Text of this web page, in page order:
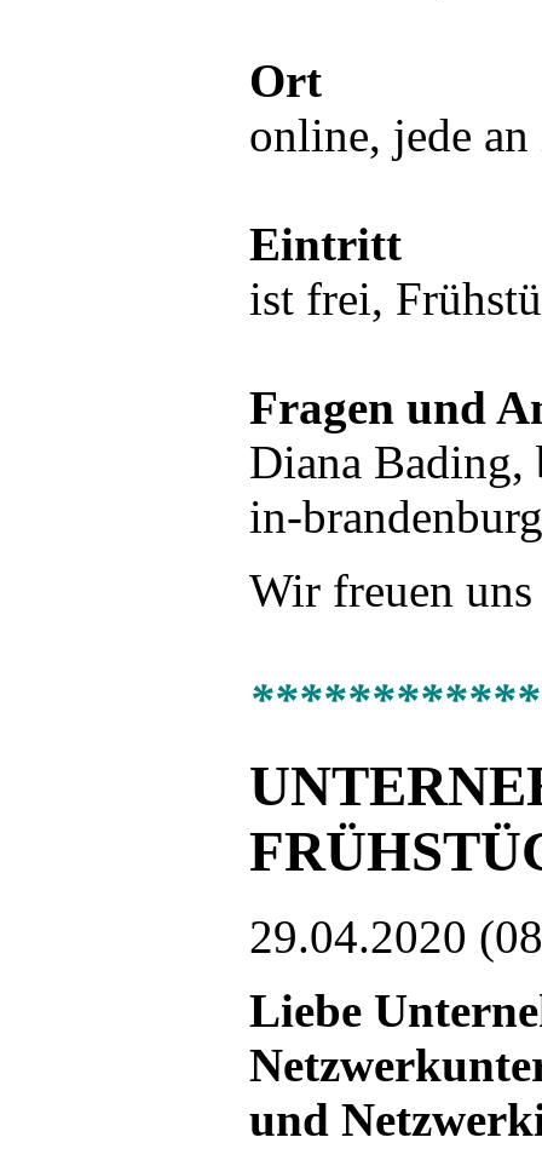
Ort
online, jede
Eintritt
ist frei,
Fragen und
Diana Bading,
in-
Wir freuen
29.04.2020
Liebe
und